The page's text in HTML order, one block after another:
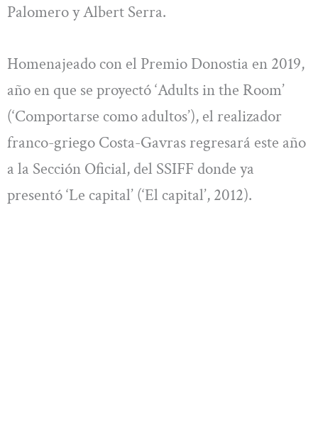
Palomero y Albert Serra.
Homenajeado con el Premio Donostia en 2019,
año en que se proyectó ‘Adults in the Room’
(‘Comportarse como adultos’), el realizador
franco-griego Costa-Gavras regresará este año
a la Sección Oficial, del SSIFF donde ya
presentó ‘Le capital’ (‘El capital’, 2012).